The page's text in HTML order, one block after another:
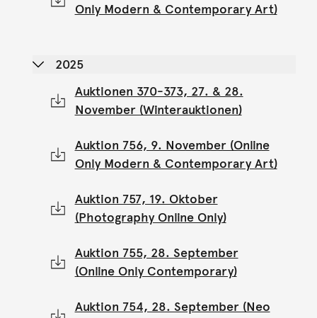
Only Modern & Contemporary Art)
2025
Auktionen 370-373, 27. & 28.
November (Winterauktionen)
Auktion 756, 9. November (Online
Only Modern & Contemporary Art)
Auktion 757, 19. Oktober
(Photography Online Only)
Auktion 755, 28. September
(Online Only Contemporary)
Auktion 754, 28. September (Neo